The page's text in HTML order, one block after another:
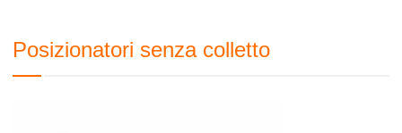
Posizionatori senza colletto